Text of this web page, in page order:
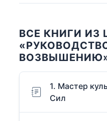
ВСЕ КНИГИ ИЗ
1. Мастер
Сил